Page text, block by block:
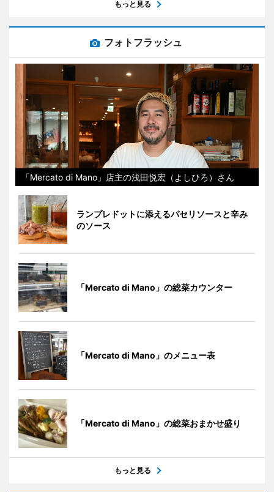
もっと見る
フォトフラッシュ
「Mercato di Mano」店主の浅田悦宏（よしひろ）さん
ランプレドットに添えるパセリソースと辛み
のソース
「Mercato di Mano」の総菜カウンター
「Mercato di Mano」のメニュー表
「Mercato di Mano」の総菜おまかせ盛り
もっと見る